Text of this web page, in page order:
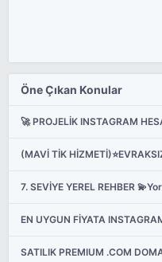
Öne Çıkan Konular